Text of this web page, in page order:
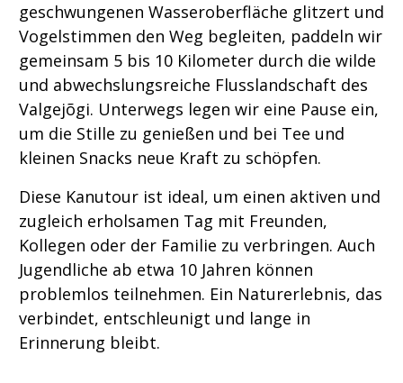
geschwungenen Wasseroberfläche glitzert und
Vogelstimmen den Weg begleiten, paddeln wir
gemeinsam 5 bis 10 Kilometer durch die wilde
und abwechslungsreiche Flusslandschaft des
Valgejõgi. Unterwegs legen wir eine Pause ein,
um die Stille zu genießen und bei Tee und
kleinen Snacks neue Kraft zu schöpfen.
Diese Kanutour ist ideal, um einen aktiven und
zugleich erholsamen Tag mit Freunden,
Kollegen oder der Familie zu verbringen. Auch
Jugendliche ab etwa 10 Jahren können
problemlos teilnehmen. Ein Naturerlebnis, das
verbindet, entschleunigt und lange in
Erinnerung bleibt.